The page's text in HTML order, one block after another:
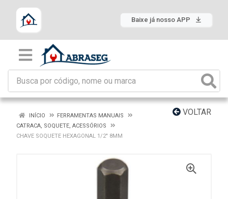
Baixe já nosso APP
VOLTAR
INÍCIO
FERRAMENTAS MANUAIS
CATRACA, SOQUETE, ACESSÓRIOS
CHAVE SOQUETE HEXAGONAL 1/2" 8MM